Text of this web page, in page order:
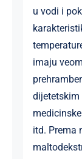
u vodi i
imaju
dijetetskim
itd. Prema